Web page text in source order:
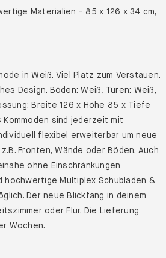
Materialien - 85 x 126 x 34 cm,
in Weiß. Viel Platz zum Verstauen.
Design. Böden: Weiß, Türen: Weiß,
Breite 126 x Höhe 85 x Tiefe
Kommoden sind jederzeit mit
flexibel erweiterbar um neue
Fronten, Wände oder Böden. Auch
ohne Einschränkungen
hochwertige Multiplex Schubladen &
Der neue Blickfang in deinem
oder Flur. Die Lieferung
Wochen.